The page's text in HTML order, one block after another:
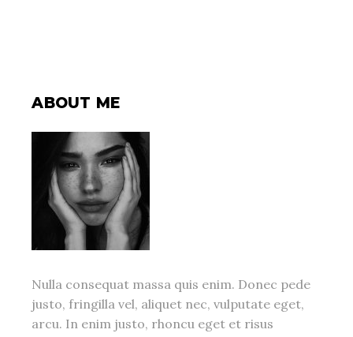
ABOUT ME
Nulla consequat massa quis enim. Donec pede
justo, fringilla vel, aliquet nec, vulputate eget,
arcu. In enim justo, rhoncu eget et risus